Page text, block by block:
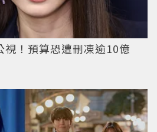
視！預算恐遭刪凍逾10億